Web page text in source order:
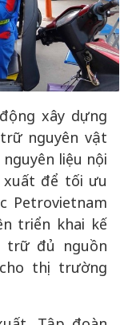
xây dựng
nguyên vật
liệu nội
để tối ưu
Petrovietnam
triển khai kế
trữ đủ nguồn
thị trường